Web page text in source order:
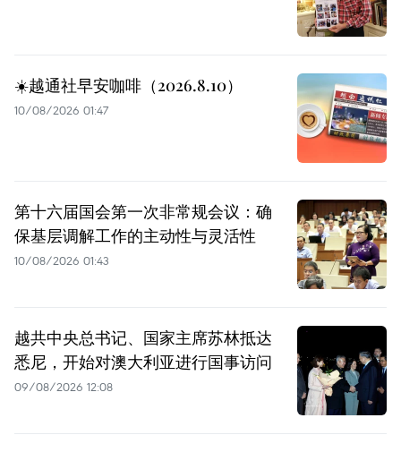
☀️越通社早安咖啡（2026.8.10）
10/08/2026 01:47
第十六届国会第一次非常规会议：确
保基层调解工作的主动性与灵活性
10/08/2026 01:43
越共中央总书记、国家主席苏林抵达
悉尼，开始对澳大利亚进行国事访问
09/08/2026 12:08